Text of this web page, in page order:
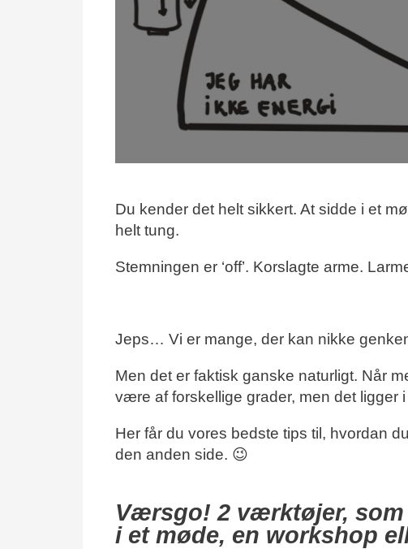
Du kender det helt sikkert. At sidde i et
helt tung.
Stemningen er ‘off’. Korslagte arme.
Jeps… Vi er mange, der kan nikke
Men det er faktisk ganske naturligt. Når
være af forskellige grader, men det ligger
Her får du vores bedste tips til, hvordan
den anden side. 😉
Værsgo! 2 værktøjer,
i et møde, en workshop